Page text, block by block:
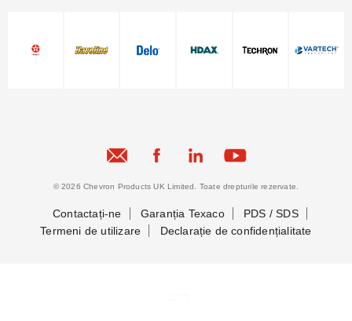
© 2026 Chevron Products UK Limited. Toate drepturile rezervate.
Contactați-ne Garanția Texaco
PDS / SDS
Termeni de utilizare
Declarație de confidențialitate